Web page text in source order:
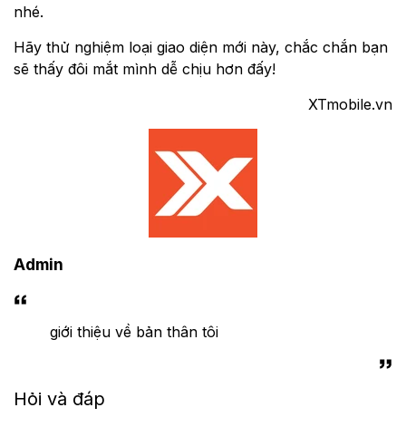
nhé.
Hãy thử nghiệm loại giao diện mới này, chắc chắn bạn
sẽ thấy đôi mắt mình dễ chịu hơn đấy!
XTmobile.vn
Admin
giới thiệu về bản thân tôi
Hỏi và đáp